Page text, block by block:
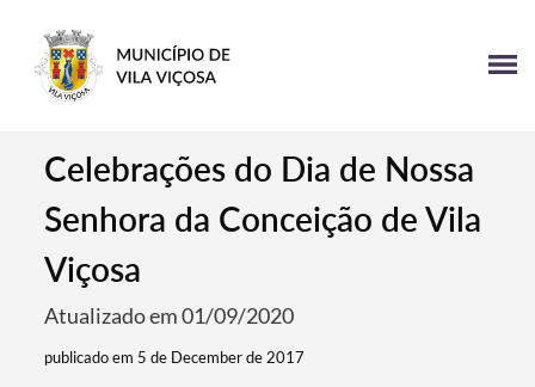
Celebrações do Dia de Nossa
Senhora da Conceição de Vila
Viçosa
Atualizado em 01/09/2020
publicado em 5 de December de 2017